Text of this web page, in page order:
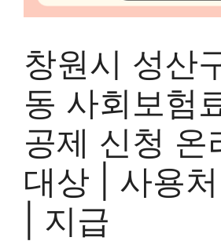
창원시 성산
동 사회보험
공제 신청 온
대상 | 사용
| 지급